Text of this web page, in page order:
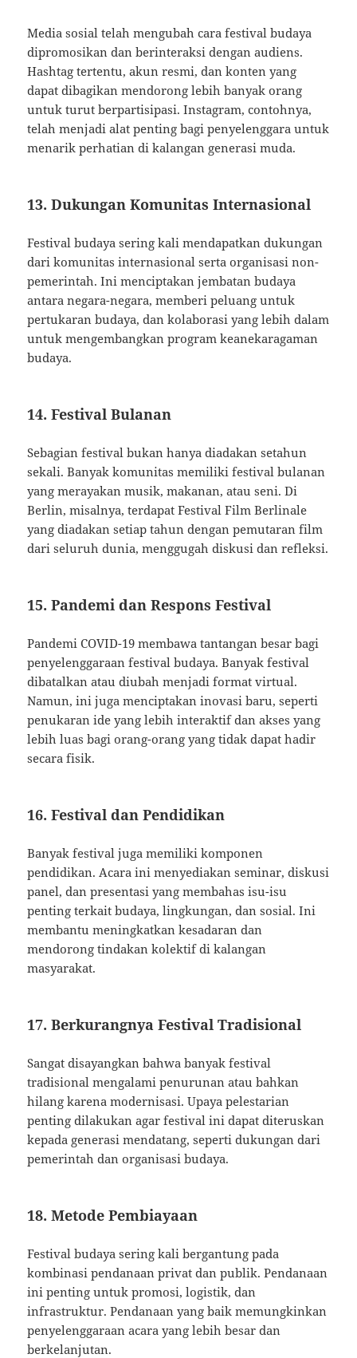
Media sosial telah mengubah cara festival budaya
dipromosikan dan berinteraksi dengan audiens.
Hashtag tertentu, akun resmi, dan konten yang
dapat dibagikan mendorong lebih banyak orang
untuk turut berpartisipasi. Instagram, contohnya,
telah menjadi alat penting bagi penyelenggara untuk
menarik perhatian di kalangan generasi muda.
13. Dukungan Komunitas Internasional
Festival budaya sering kali mendapatkan dukungan
dari komunitas internasional serta organisasi non-
pemerintah. Ini menciptakan jembatan budaya
antara negara-negara, memberi peluang untuk
pertukaran budaya, dan kolaborasi yang lebih dalam
untuk mengembangkan program keanekaragaman
budaya.
14. Festival Bulanan
Sebagian festival bukan hanya diadakan setahun
sekali. Banyak komunitas memiliki festival bulanan
yang merayakan musik, makanan, atau seni. Di
Berlin, misalnya, terdapat Festival Film Berlinale
yang diadakan setiap tahun dengan pemutaran film
dari seluruh dunia, menggugah diskusi dan refleksi.
15. Pandemi dan Respons Festival
Pandemi COVID-19 membawa tantangan besar bagi
penyelenggaraan festival budaya. Banyak festival
dibatalkan atau diubah menjadi format virtual.
Namun, ini juga menciptakan inovasi baru, seperti
penukaran ide yang lebih interaktif dan akses yang
lebih luas bagi orang-orang yang tidak dapat hadir
secara fisik.
16. Festival dan Pendidikan
Banyak festival juga memiliki komponen
pendidikan. Acara ini menyediakan seminar, diskusi
panel, dan presentasi yang membahas isu-isu
penting terkait budaya, lingkungan, dan sosial. Ini
membantu meningkatkan kesadaran dan
mendorong tindakan kolektif di kalangan
masyarakat.
17. Berkurangnya Festival Tradisional
Sangat disayangkan bahwa banyak festival
tradisional mengalami penurunan atau bahkan
hilang karena modernisasi. Upaya pelestarian
penting dilakukan agar festival ini dapat diteruskan
kepada generasi mendatang, seperti dukungan dari
pemerintah dan organisasi budaya.
18. Metode Pembiayaan
Festival budaya sering kali bergantung pada
kombinasi pendanaan privat dan publik. Pendanaan
ini penting untuk promosi, logistik, dan
infrastruktur. Pendanaan yang baik memungkinkan
penyelenggaraan acara yang lebih besar dan
berkelanjutan.